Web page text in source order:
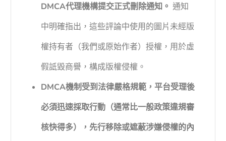
DMCA代理機構提交正式刪除通知。 通知
中明確指出，這些評論中使用的圖片未經版
權持有者（我們或原始作者）授權，用於虛
假詆毀商譽，構成版權侵權。
DMCA機制受到法律嚴格規範，平台受理後
必須迅速採取行動（通常比一般政策違規審
核快得多），先行移除或遮蔽涉嫌侵權的內